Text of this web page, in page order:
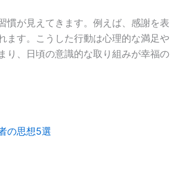
慣が見えてきます。例えば、感謝を表
ます。こうした行動は心理的な満足や
り、日頃の意識的な取り組みが幸福の
の思想5選